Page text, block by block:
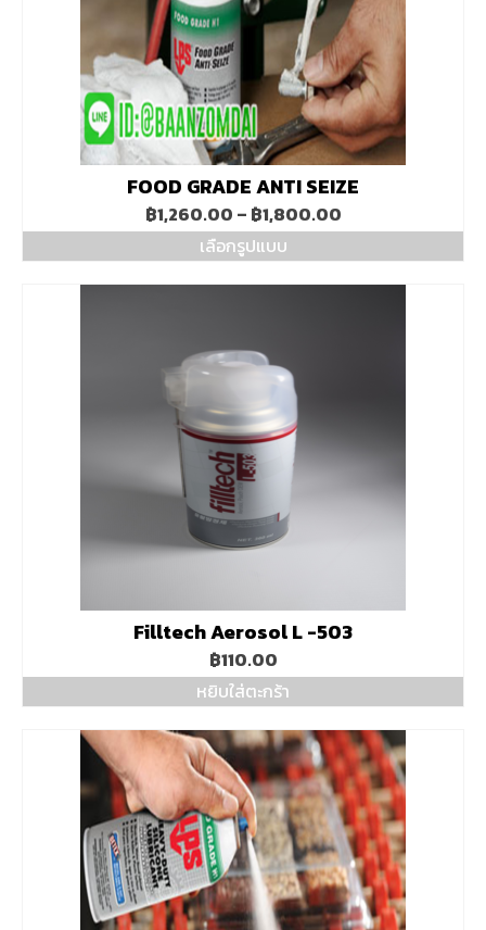
FOOD GRADE ANTI SEIZE
฿1,260.00 – ฿1,800.00Price
range:
฿1,260.00
เลือกรูปแบบ
product
variants.
The
options
may
be
chosen
on
product
page
Filltech Aerosol L -503
฿110.00
หยิบใส่ตะกร้า